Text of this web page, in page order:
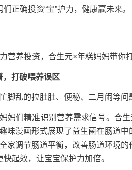
正确投资“宝”护力，健康赢未来。
打破喂养误区
乱的拉肚肚、便秘、二月闹等问
们精准识别营养需求信号。合生
味漫画形式展现了益生菌在肠道
家调节肠道平衡，改善肠道环境
起效，让宝宝保护力加倍。